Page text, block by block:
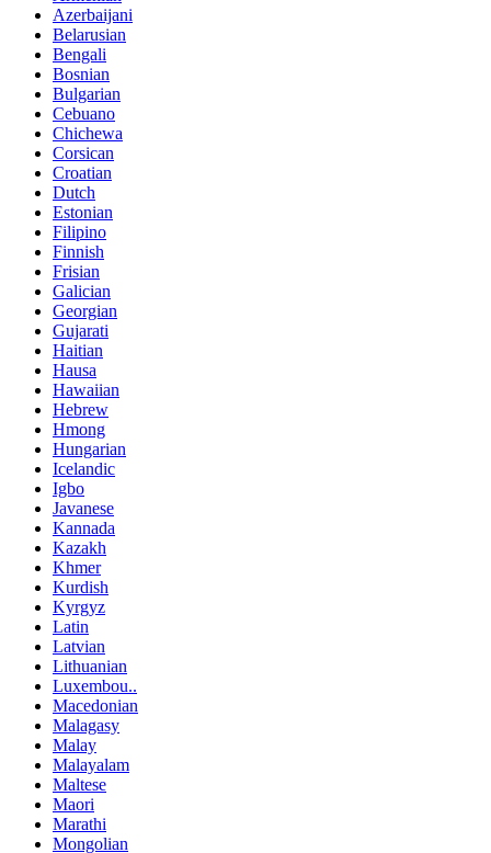
Azerbaijani
Belarusian
Bengali
Bosnian
Bulgarian
Cebuano
Chichewa
Corsican
Croatian
Dutch
Estonian
Filipino
Finnish
Frisian
Galician
Georgian
Gujarati
Haitian
Hausa
Hawaiian
Hebrew
Hmong
Hungarian
Icelandic
Igbo
Javanese
Kannada
Kazakh
Khmer
Kurdish
Kyrgyz
Latin
Latvian
Lithuanian
Luxembou..
Macedonian
Malagasy
Malay
Malayalam
Maltese
Maori
Marathi
Mongolian